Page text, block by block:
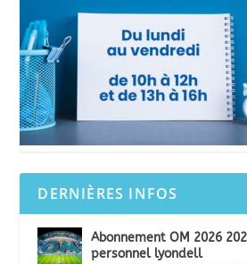
DERNIÈRES INFOS
Abonnement OM 2026
personnel lyondell